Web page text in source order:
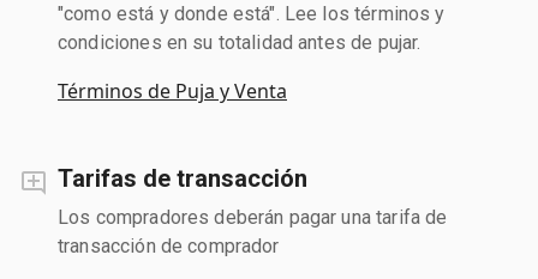
"como está y donde está". Lee los términos y
condiciones en su totalidad antes de pujar.
Términos de Puja y Venta
Tarifas de transacción
Los compradores deberán pagar una tarifa de
transacción de comprador